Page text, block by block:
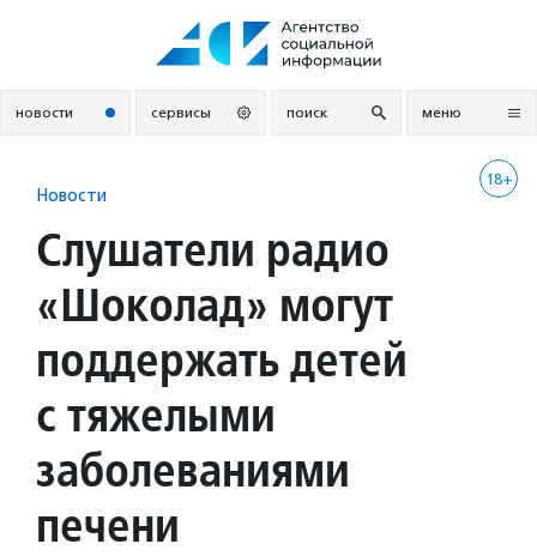
новости сервисы поиск меню
18+
Новости
Слушатели радио
«Шоколад» могут
поддержать детей
с тяжелыми
заболеваниями
печени